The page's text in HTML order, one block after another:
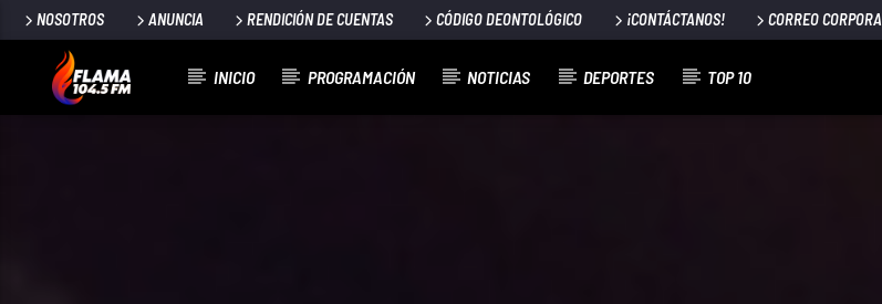
NOSOTROS ANUNCIA RENDICIÓN DE CUENTAS CÓDIGO DEONTOLÓGICO ¡CONTÁCTANOS! CORREO
INICIO PROGRAMACIÓN NOTICIAS DEPORTES TOP 10